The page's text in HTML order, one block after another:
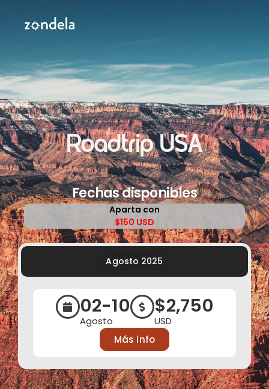
Roadtrip USA
Fechas disponibles
Aparta con
$150 USD
Agosto 2025
02-10
Agosto
$2,750
USD
Más info